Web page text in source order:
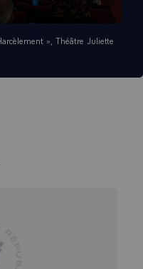
», Théâtre Juliette